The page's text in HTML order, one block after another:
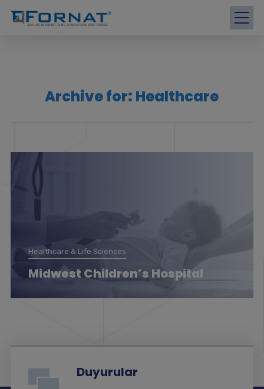
Archive for: Healthcare
Midwest Children’s Hospital
Healthcare & Life Sciences
Duyurular